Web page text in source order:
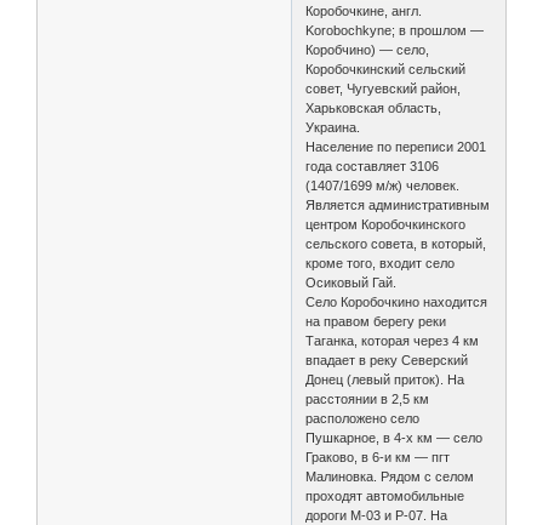
Коробочкине, англ.
Korobochkyne; в прошлом —
Коробчино) — село,
Коробочкинский сельский
совет, Чугуевский район,
Харьковская область,
Украина.
Население по переписи 2001
года составляет 3106
(1407/1699 м/ж) человек.
Является административным
центром Коробочкинского
сельского совета, в который,
кроме того, входит село
Осиковый Гай.
Село Коробочкино находится
на правом берегу реки
Таганка, которая через 4 км
впадает в реку Северский
Донец (левый приток). На
расстоянии в 2,5 км
расположено село
Пушкарное, в 4-х км — село
Граково, в 6-и км — пгт
Малиновка. Рядом с селом
проходят автомобильные
дороги М-03 и Р-07. На